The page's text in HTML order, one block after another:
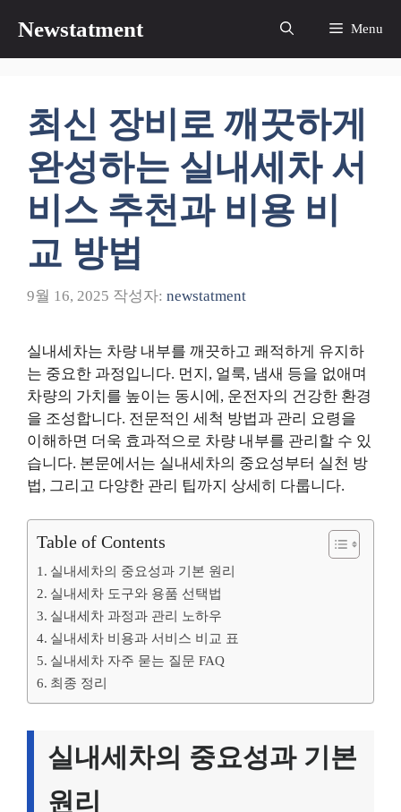
츠
Newstatment Menu
최신 장비로 깨끗하게
완성하는 실내세차 서
비스 추천과 비용 비
교 방법
9월 16, 2025 작성자: newstatment
실내세차는 차량 내부를 깨끗하고 쾌적하게 유지하
는 중요한 과정입니다. 먼지, 얼룩, 냄새 등을 없애며
차량의 가치를 높이는 동시에, 운전자의 건강한 환경
을 조성합니다. 전문적인 세척 방법과 관리 요령을
이해하면 더욱 효과적으로 차량 내부를 관리할 수 있
습니다. 본문에서는 실내세차의 중요성부터 실천 방
법, 그리고 다양한 관리 팁까지 상세히 다룹니다.
Table of Contents
실내세차의 중요성과 기본 원리
실내세차 도구와 용품 선택법
실내세차 과정과 관리 노하우
실내세차 비용과 서비스 비교 표
실내세차 자주 묻는 질문 FAQ
최종 정리
실내세차의 중요성과 기본
원리